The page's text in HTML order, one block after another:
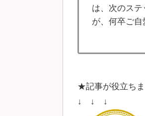
は、次のス
が、何卒ご自
★記事が役立ちま
↓ ↓ ↓